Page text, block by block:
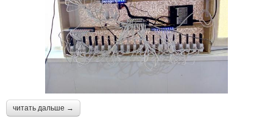
читать дальше →